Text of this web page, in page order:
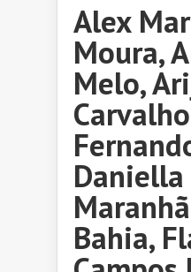
Alex
Moura,
Melo,
Daniella
Bahia,